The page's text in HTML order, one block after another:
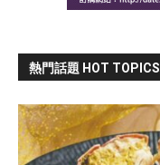
熱門話題 HOT TOPICS